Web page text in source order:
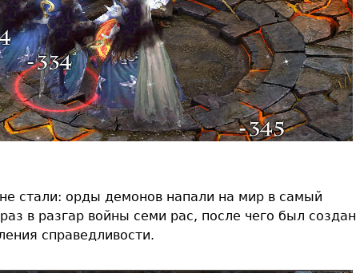
стали: орды демонов напали на мир в самый
в разгар войны семи рас, после чего был создан
справедливости.